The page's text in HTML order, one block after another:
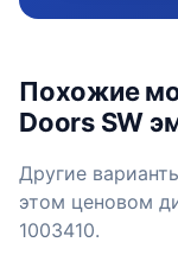
Похожие
Doors SW
Другие
этом ценовом
1003410.